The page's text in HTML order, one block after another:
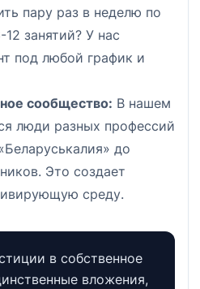
пару раз в неделю по
занятий? У нас
под любой график и
сообщество: В нашем
люди разных профессий
до
Это создает
среду.
в собственное
вложения,